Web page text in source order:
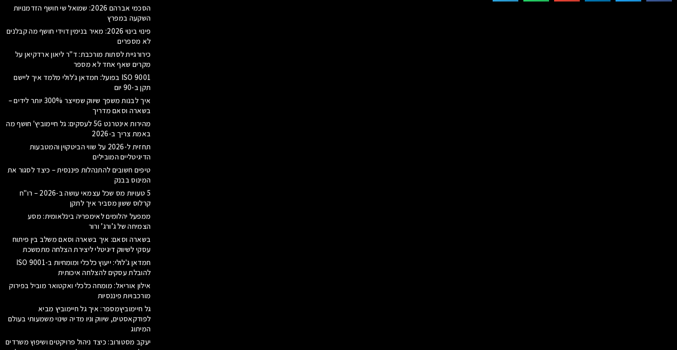
הסכמי אברהם 2026: שמואל שי חושף הזדמנויות
השקעה במפרץ
פינוי בינוי 2026: מאיר בנימין דוידי חושף מה קבלנים
לא מספרים
כירורגיית לסתות מורכבת: ד"ר ליאון ארדקיאן על
מקרים שאף אחד לא מספר
ISO 9001 בפועל: חמדאן ג'לולי מלמד איך ליישם
תקן ב-90 יום
איך לבנות משפך שיווק שמייצר 300% יותר לידים –
בשארה וסאם מדריך
מהירות אינטרנט 5G לעסקים: גל חיימוביץ' חושף מה
באמת צריך ב-2026
תחזית ל-2026 על שווי הביטקוין והמטבעות
הדיגיטליים המובילים
טיפים חשובים להתנהלות פיננסית – כיצד לסגור את
המינוס בבנק
5 טעויות מס שכל עצמאי עושה ב-2026 – רו"ח
קרלוס ששון מסביר איך לתקן
ממפעל יהלומים לאימפריה בינלאומית: מסע
הצמיחה של ג’ורג’ ורור
בשארה וסאם: איך בשארה וסאם משלב בין פיתוח
עסקי לשיווק דיגיטלי ליצירת הצלחה מתמשכת
חמדאן ג'לולי: ייעוץ כלכלי ומומחיות ב-ISO 9001
להובלת עסקים להצלחה איכותית
אילון אוריאל: מומחה כלכלי ואקטואר מוביל בפירוק
מורכבויות פיננסיות
גל חיימוביץמספר: איך גל חיימוביץ מביא
לפודקאסטים, שיווק וניו מדיה שינוי משמעותי בעולם
המיתוג
יעקב מסטורוב: כיצד ניהול פרויקטים ושיפוץ משרדים